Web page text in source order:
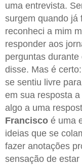
uma entrevista.
surgem quando já
reconheci a mim
responder aos
perguntas durante
disse. Mas é
se sentiu livre
em sua resposta
algo a uma
Francisco é uma
ideias que se
fazer anotações
sensação de